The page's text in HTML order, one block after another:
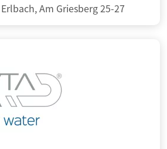
Am Griesberg 25-27